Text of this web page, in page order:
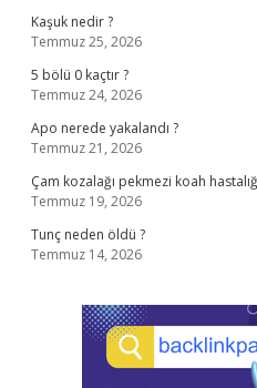
Kaşuk nedir ?
Temmuz 25, 2026
5 bölü 0 kaçtır ?
Temmuz 24, 2026
Apo nerede yakalandı ?
Temmuz 21, 2026
Çam kozalağı pekmezi koah
Temmuz 19, 2026
Tunç neden öldü ?
Temmuz 14, 2026